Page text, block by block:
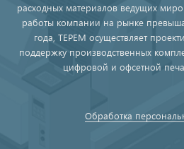
расходных материалов ведущих
работы компании на рынке
года, ТЕРЕМ осуществляет
поддержку производственных
цифровой и офсетной
Обработка